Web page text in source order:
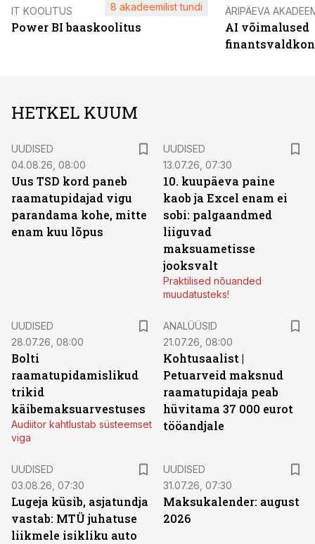
IT KOOLITUS
Power BI baaskoolitus
8 akadeemilist tundi ÄRIPÄEVA
AI võimalused
HETKEL KUUM
UUDISED
04.08.26, 08:00
Uus TSD kord paneb
raamatupidajad vigu
parandama kohe, mitte
enam kuu lõpus
UUDISED
13.07.26, 07:30
10. kuupäeva paine
kaob ja Excel enam ei
sobi: palgaandmed
liiguvad
maksuametisse
jooksvalt
Praktilised nõuanded
muudatusteks!
UUDISED
28.07.26, 08:00
Bolti
raamatupidamislikud
trikid
käibemaksuarvestuses
Audiitor kahtlustab süsteemset
viga
ANALÜÜSID
21.07.26, 08:00
Kohtusaalist |
Petuarveid maksnud
raamatupidaja peab
hüvitama 37 000 eurot
tööandjale
UUDISED
03.08.26, 07:30
Lugeja küsib, asjatundja
vastab: MTÜ juhatuse
liikmele isikliku auto
UUDISED
31.07.26, 07:30
Maksukalender: august
2026